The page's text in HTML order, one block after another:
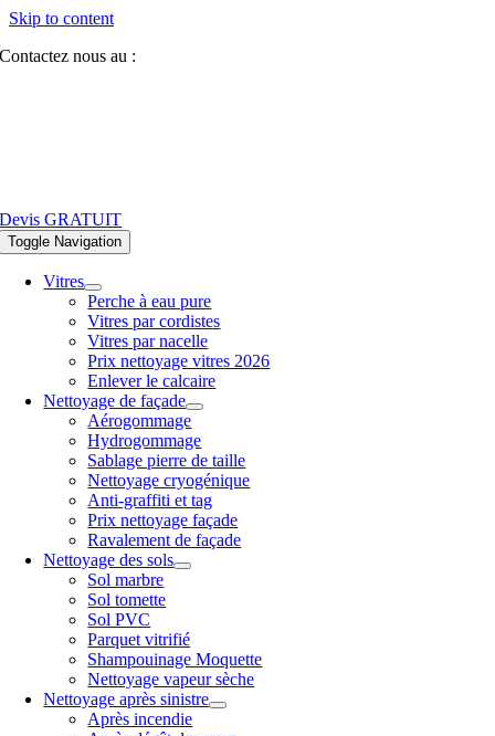
Skip to content
Contactez nous au :
Devis GRATUIT
Toggle Navigation
Vitres
Perche à eau pure
Vitres par cordistes
Vitres par nacelle
Prix nettoyage vitres 2026
Enlever le calcaire
Nettoyage de façade
Aérogommage
Hydrogommage
Sablage pierre de taille
Nettoyage cryogénique
Anti-graffiti et tag
Prix nettoyage façade
Ravalement de façade
Nettoyage des sols
Sol marbre
Sol tomette
Sol PVC
Parquet vitrifié
Shampouinage Moquette
Nettoyage vapeur sèche
Nettoyage après sinistre
Après incendie